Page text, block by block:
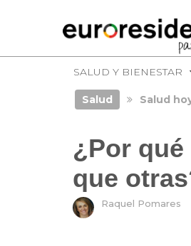
SALUD Y BIENESTAR
Salud Salud
¿Por
que
Raquel Pomares